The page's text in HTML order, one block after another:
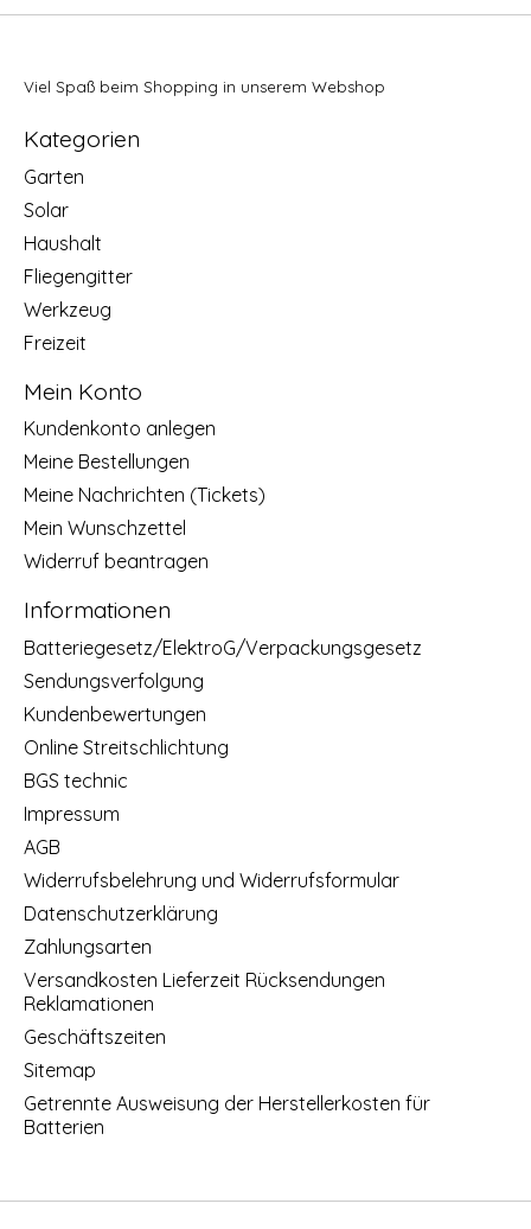
Viel Spaß beim Shopping in unserem Webshop
Kategorien
Garten
Solar
Haushalt
Fliegengitter
Werkzeug
Freizeit
Mein Konto
Kundenkonto anlegen
Meine Bestellungen
Meine Nachrichten (Tickets)
Mein Wunschzettel
Widerruf beantragen
Informationen
Batteriegesetz/ElektroG/Verpackungsgesetz
Sendungsverfolgung
Kundenbewertungen
Online Streitschlichtung
BGS technic
Impressum
AGB
Widerrufsbelehrung und Widerrufsformular
Datenschutzerklärung
Zahlungsarten
Versandkosten Lieferzeit Rücksendungen
Reklamationen
Geschäftszeiten
Sitemap
Getrennte Ausweisung der Herstellerkosten für
Batterien